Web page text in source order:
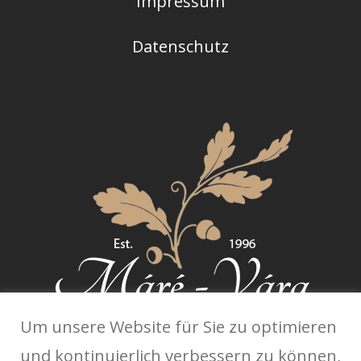
Datenschutz
Um unsere Website für Sie zu optimieren
und kontinuierlich verbessern zu können,